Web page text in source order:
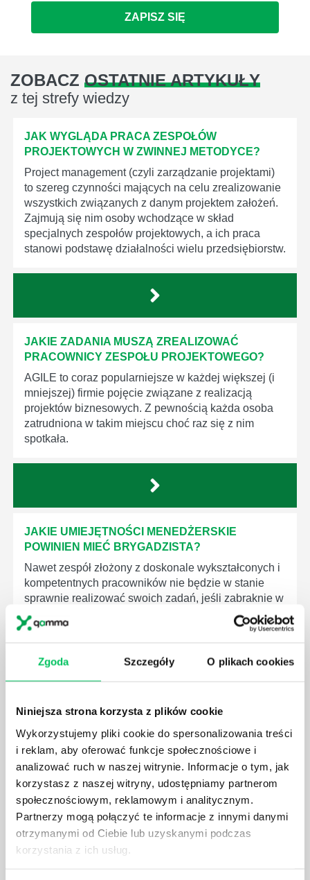
Zgoda Szczegóły O plikach cookies
Niniejsza strona korzysta z plików cookie
Wykorzystujemy pliki cookie do spersonalizowania treści
i reklam, aby oferować funkcje społecznościowe i
analizować ruch w naszej witrynie. Informacje o tym, jak
korzystasz z naszej witryny, udostępniamy partnerom
społecznościowym, reklamowym i analitycznym.
Partnerzy mogą połączyć te informacje z innymi danymi
otrzymanymi od Ciebie lub uzyskanymi podczas
korzystania z ich usług.
ZAPISZ SIĘ
ZOBACZ OSTATNIE ARTYKUŁY
z tej strefy wiedzy
JAK WYGLĄDA PRACA ZESPOŁÓW
PROJEKTOWYCH W ZWINNEJ METODYCE?
Project management (czyli zarządzanie projektami)
to szereg czynności mających na celu zrealizowanie
wszystkich związanych z danym projektem założeń.
Zajmują się nim osoby wchodzące w skład
specjalnych zespołów projektowych, a ich praca
stanowi podstawę działalności wielu przedsiębiorstw.
JAKIE ZADANIA MUSZĄ ZREALIZOWAĆ
PRACOWNICY ZESPOŁU PROJEKTOWEGO?
AGILE to coraz popularniejsze w każdej większej (i
mniejszej) firmie pojęcie związane z realizacją
projektów biznesowych. Z pewnością każda osoba
zatrudniona w takim miejscu choć raz się z nim
spotkała.
JAKIE UMIEJĘTNOŚCI MENEDŻERSKIE
POWINIEN MIEĆ BRYGADZISTA?
Nawet zespół złożony z doskonale wykształconych i
kompetentnych pracowników nie będzie w stanie
sprawnie realizować swoich zadań, jeśli zabraknie w
nim odpowiedniego kierownictwa. Zawsze
niezbędna jest osoba nadzorująca wszystkie
JAK BRYGADZISTA MOŻE ROZWINĄĆ SWOJE
KOMPETENCJE MENEDŻERSKIE?
Menedżer to niezwykle ważne stanowisko w każdej
firmie. Osoba je pełniąca jest w pełni odpowiedzialna
za realizację działań podległych mu osób oraz
działu.